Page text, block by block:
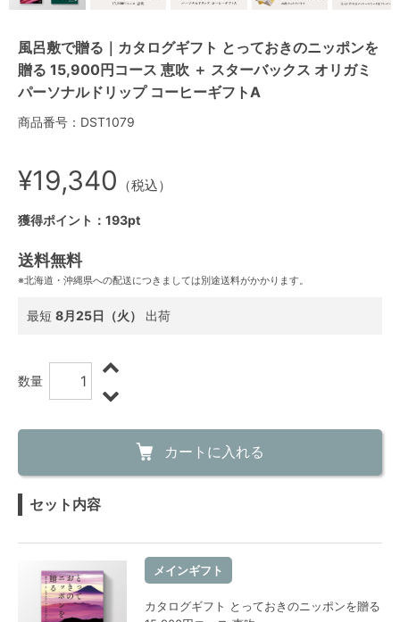
風呂敷で贈る｜カタログギフト とっておきのニッポンを
贈る 15,900円コース 恵吹 ＋ スターバックス オリガミ
パーソナルドリップ コーヒーギフトA
商品番号：DST1079
¥19,340 （税込）
獲得ポイント：193pt
送料無料
※北海道・沖縄県への配送につきましては別途送料がかかります。
最短 8月25日（火） 出荷
数量
カートに入れる
セット内容
メインギフト
カタログギフト とっておきのニッポンを贈る